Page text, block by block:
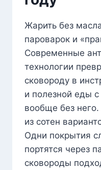
Жарить без
пароварок и
Современные
технологии
сковороду в
и полезной еды
вообще без
из сотен
Одни покрытия
портятся через
сковороды